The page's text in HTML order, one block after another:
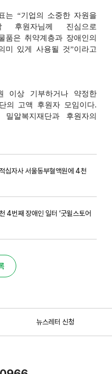
는 “기업의 소중한 자원을
후원자님께 진심으로
품은 취약계층과 장애인의
미 있게 사용될 것”이라고
이상 기부하거나 약정한
의 고액 후원자 모임이다.
밀알복지재단과 후원자의
십자사 서울동부혈액원에 4천
4번째 장애인 일터 ‘굿윌스토어
뉴스레터 신청